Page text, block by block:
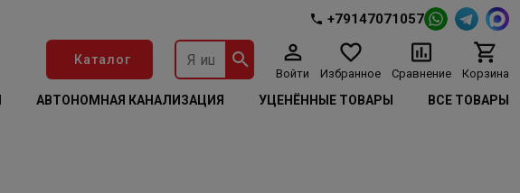
+79147071057
Каталог
Войти Избранное Сравнение Корзина
АВТОНОМНАЯ КАНАЛИЗАЦИЯ УЦЕНЁННЫЕ ТОВАРЫ ВСЕ ТОВАРЫ